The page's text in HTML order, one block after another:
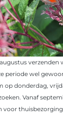
239
-
verzenden
periode wel
op donderdag,
Vanaf
voor